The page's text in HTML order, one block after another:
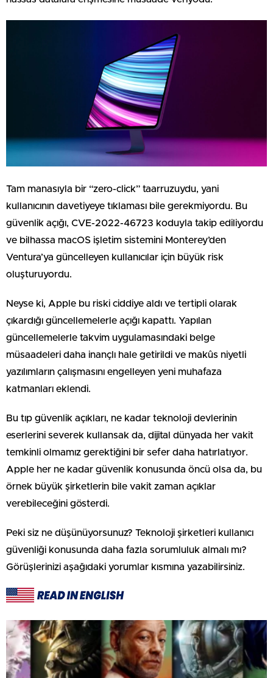
Tam manasıyla bir “zero-click” taarruzuydu, yani
kullanıcının davetiyeye tıklaması bile gerekmiyordu. Bu
güvenlik açığı, CVE-2022-46723 koduyla takip ediliyordu
ve bilhassa macOS işletim sistemini Monterey’den
Ventura’ya güncelleyen kullanıcılar için büyük risk
oluşturuyordu.
Neyse ki, Apple bu riski ciddiye aldı ve tertipli olarak
çıkardığı güncellemelerle açığı kapattı. Yapılan
güncellemelerle takvim uygulamasındaki belge
müsaadeleri daha inançlı hale getirildi ve makûs niyetli
yazılımların çalışmasını engelleyen yeni muhafaza
katmanları eklendi.
Bu tıp güvenlik açıkları, ne kadar teknoloji devlerinin
eserlerini severek kullansak da, dijital dünyada her vakit
temkinli olmamız gerektiğini bir sefer daha hatırlatıyor.
Apple her ne kadar güvenlik konusunda öncü olsa da, bu
örnek büyük şirketlerin bile vakit zaman açıklar
verebileceğini gösterdi.
Peki siz ne düşünüyorsunuz? Teknoloji şirketleri kullanıcı
güvenliği konusunda daha fazla sorumluluk almalı mı?
Görüşlerinizi aşağıdaki yorumlar kısmına yazabilirsiniz.